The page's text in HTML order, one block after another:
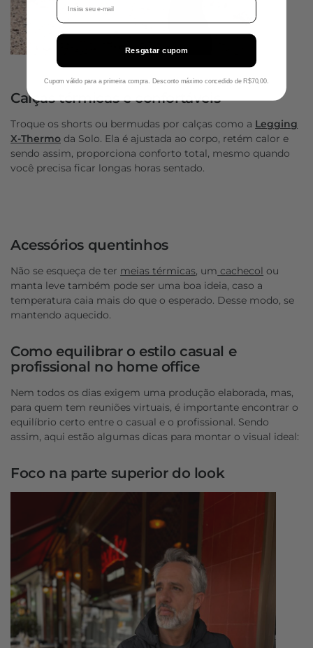
Calças térmicas e confortáveis
Troque os shorts ou bermudas por calças como a Legging
X-Thermo da Solo. Ela é ajustada ao corpo, retém calor e
sendo assim, proporciona conforto total, mesmo quando
você precisa ficar longas horas sentado.
Acessórios quentinhos
Não se esqueça de ter meias térmicas, um cachecol ou
manta leve também pode ser uma boa ideia, caso a
temperatura caia mais do que o esperado. Desse modo, se
mantendo aquecido.
Como equilibrar o estilo casual e
profissional no home office
Nem todos os dias exigem uma produção elaborada, mas,
para quem tem reuniões virtuais, é importante encontrar o
equilíbrio certo entre o casual e o profissional. Sendo
assim, aqui estão algumas dicas para montar o visual ideal:
Foco na parte superior do look
Resgatar cupom
Cupom válido para a primeira compra. Desconto máximo concedido de R$70,00.